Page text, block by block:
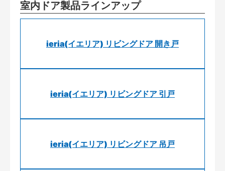
室内ドア製品ラインアップ
ieria(イエリア) リビングドア 開き戸
ieria(イエリア) リビングドア 引戸
ieria(イエリア) リビングドア 吊戸